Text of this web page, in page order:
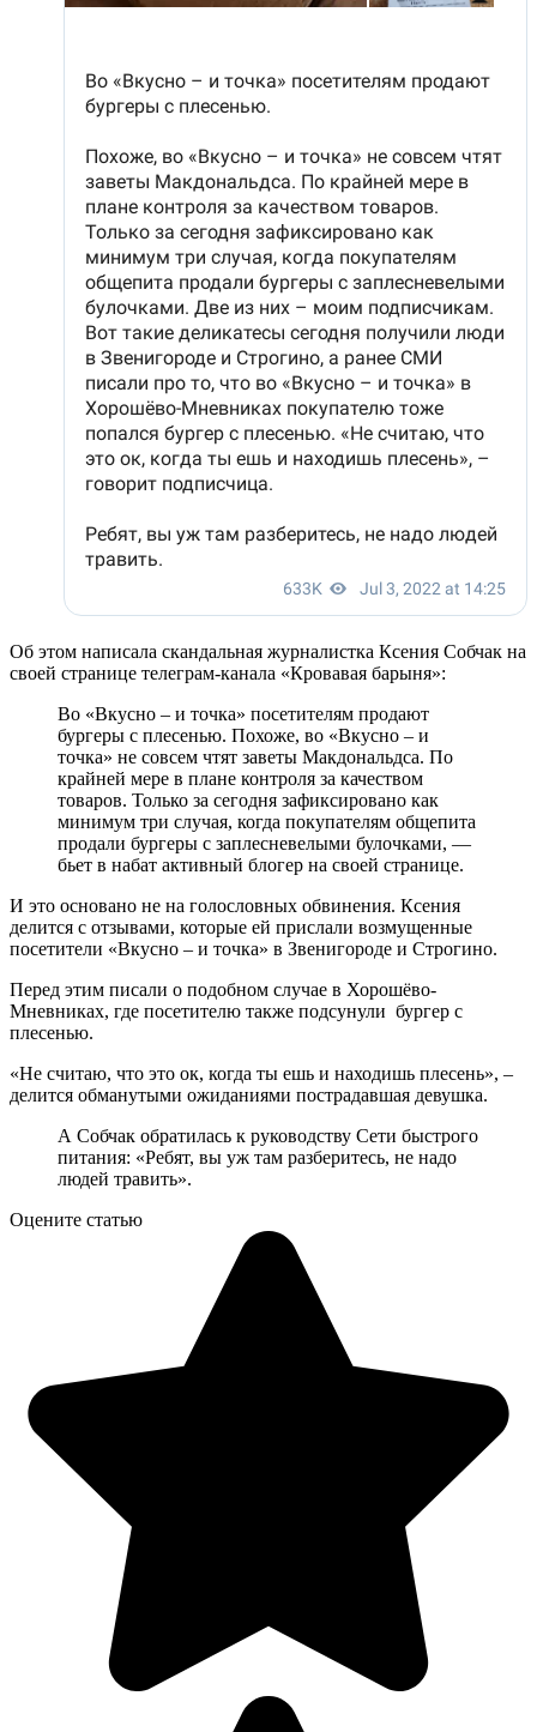
Об этом написала скандальная журналистка Ксения Собчак на
своей странице телеграм-канала «Кровавая барыня»:
Во «Вкусно – и точка» посетителям продают
бургеры с плесенью. Похоже, во «Вкусно – и
точка» не совсем чтят заветы Макдональдса. По
крайней мере в плане контроля за качеством
товаров. Только за сегодня зафиксировано как
минимум три случая, когда покупателям общепита
продали бургеры с заплесневелыми булочками, —
бьет в набат активный блогер на своей странице.
И это основано не на голословных обвинения. Ксения
делится с отзывами, которые ей прислали возмущенные
посетители «Вкусно – и точка» в Звенигороде и Строгино.
Перед этим писали о подобном случае в Хорошёво-
Мневниках, где посетителю также подсунули бургер с
плесенью.
«Не считаю, что это ок, когда ты ешь и находишь плесень», –
делится обманутыми ожиданиями пострадавшая девушка.
А Собчак обратилась к руководству Сети быстрого
питания: «Ребят, вы уж там разберитесь, не надо
людей травить».
Оцените статью